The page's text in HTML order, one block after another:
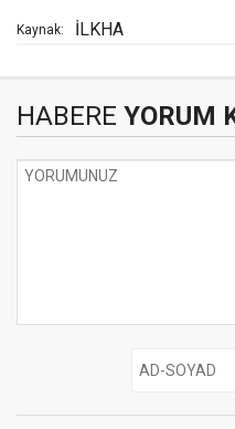
Kaynak: İLKHA
HABERE YORUM